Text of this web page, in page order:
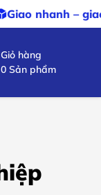
đơn hàng trên
Giỏ hàng
0 Sản phẩm